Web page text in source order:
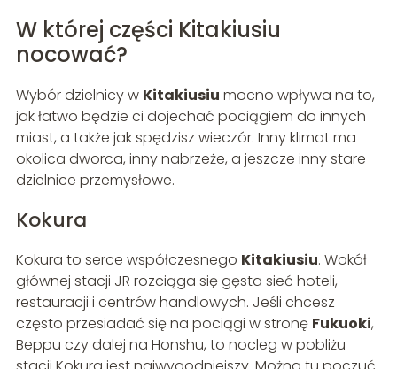
W której części Kitakiusiu
nocować?
Wybór dzielnicy w Kitakiusiu mocno wpływa na to,
jak łatwo będzie ci dojechać pociągiem do innych
miast, a także jak spędzisz wieczór. Inny klimat ma
okolica dworca, inny nabrzeże, a jeszcze inny stare
dzielnice przemysłowe.
Kokura
Kokura to serce współczesnego Kitakiusiu. Wokół
głównej stacji JR rozciąga się gęsta sieć hoteli,
restauracji i centrów handlowych. Jeśli chcesz
często przesiadać się na pociągi w stronę Fukuoki,
Beppu czy dalej na Honshu, to nocleg w pobliżu